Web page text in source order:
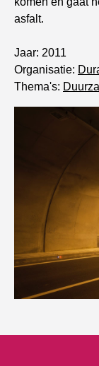
asfalt.
Jaar: 2011
Organisatie:
Thema's: